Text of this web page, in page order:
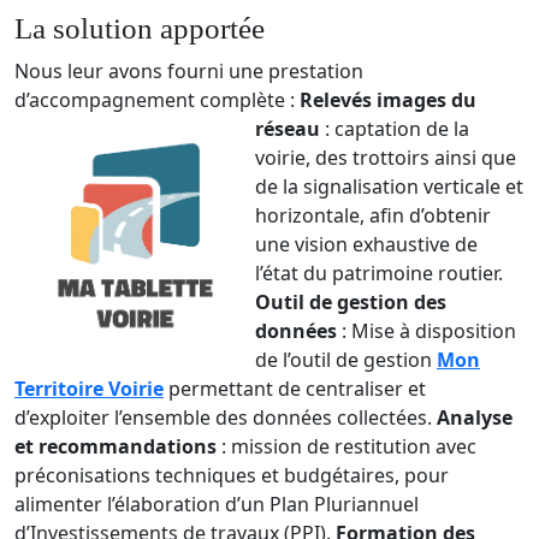
La solution apportée
Nous leur avons fourni une prestation
d’accompagnement complète : Relevés images du
réseau : captation de la
voirie, des trottoirs ainsi que
de la signalisation verticale et
horizontale, afin d’obtenir
une vision exhaustive de
l’état du patrimoine routier.
Outil de gestion des
données : Mise à disposition
de l’outil de gestion Mon
Territoire Voirie permettant de centraliser et
d’exploiter l’ensemble des données collectées. Analyse
et recommandations : mission de restitution avec
préconisations techniques et budgétaires, pour
alimenter l’élaboration d’un Plan Pluriannuel
d’Investissements de travaux (PPI). Formation des